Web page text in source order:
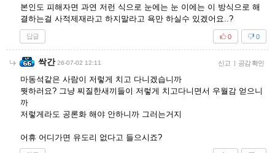
본인도 피해자면 과연 저런 식으로 눈에는 눈 이에는 이 방식으로 해
결하는걸 사적제재라고 하지말라고 욕만 하실수 있겠어요..?
답글 0
0
싹간 26-07-02 12:11 신고 | 공감 확인
마동석같은 사람이 저렇게 치고 다니겠습니까
뭣하러요? 그냥 찌질한새끼들이 저렇게 치고다니면서 우월감 얻으니
까
저렇게라도 공론화 해야 안하니까 그러는거지
어휴 어디가면 유도리 없다고 들으시죠?